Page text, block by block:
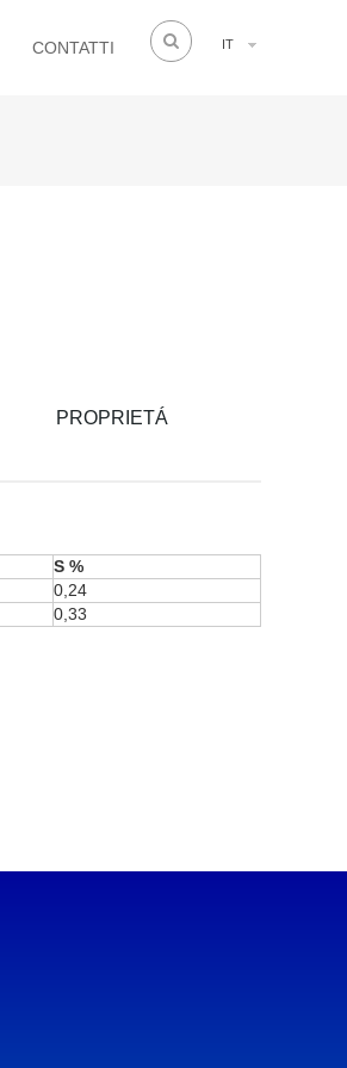
CONTATTI IT
PROPRIETÁ
S %
0,24
0,33